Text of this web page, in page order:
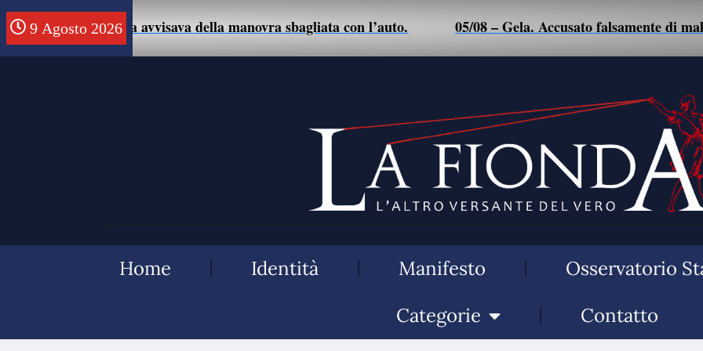
9 Agosto 2026
che la avvisava della manovra sbagliata con l’auto. 05/08 – Gela. Accusato falsamente di maltrattamenti a
Home Identità Manifesto Osservatorio
Categorie
Contatto